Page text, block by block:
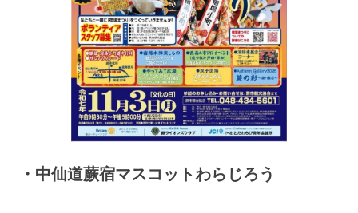
・中仙道蕨宿マスコットわらじろう